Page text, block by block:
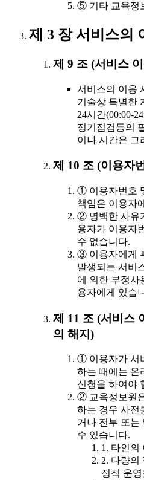
⑤ 기타 교육정
제 3 장 서비스의
제 9 조 (서비스
서비스의 이용
기술상 특별한
24시간(00:00-
정기점검등의
이나 시간은 그
제 10 조 (이용자
① 이용자번호
책임은 이용자
② 명백한 사유
용자가 이용자
수 없습니다.
③ 이용자에게
발생되는 서비
에 의한 부정사
용자에게 있습
제 11 조 (서비스
의 해지)
① 이용자가 서
하는 때에는 온
신청을 하여야
② 교육정보원
하는 경우 사전
거나 전부 또는
수 있습니다.
1. 타인의
2. 다량의
정적 운